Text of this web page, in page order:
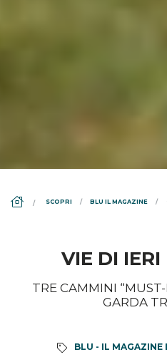
DS_BREADCRUMB.HOME
SCOPRI BLU IL MAGAZINE
VIE DI IERI
TRE CAMMINI
GARDA
BLU - IL MAGAZINE